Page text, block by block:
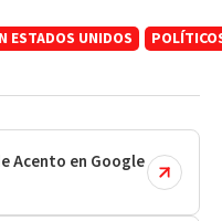
ESTADOS UNIDOS
Acento en Google